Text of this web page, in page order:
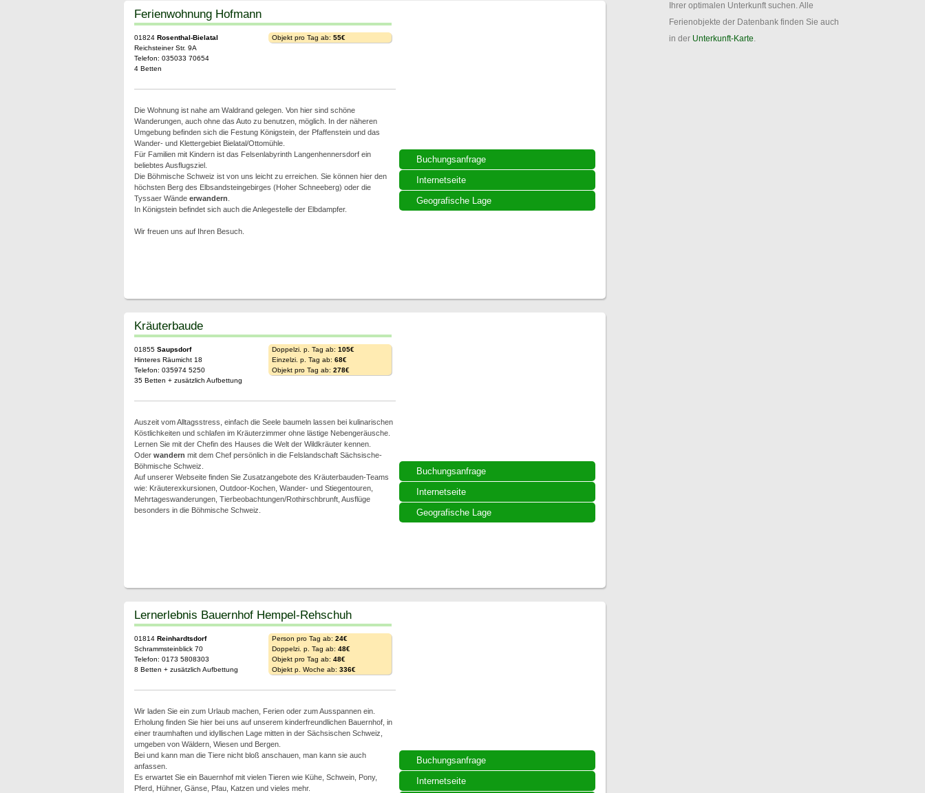
Buchungsanfrage
Internetseite
Geografische Lage
Ferienwohnung Hofmann
01824 Rosenthal-Bielatal
Reichsteiner Str. 9A
Telefon: 035033 70654
4 Betten
Objekt pro Tag ab: 55€
Die Wohnung ist nahe am Waldrand gelegen. Von hier sind schöne
Wanderungen, auch ohne das Auto zu benutzen, möglich. In der näheren
Umgebung befinden sich die Festung Königstein, der Pfaffenstein und das
Wander- und Klettergebiet Bielatal/Ottomühle.
Für Familien mit Kindern ist das Felsenlabyrinth Langenhennersdorf ein
beliebtes Ausflugsziel.
Die Böhmische Schweiz ist von uns leicht zu erreichen. Sie können hier den
höchsten Berg des Elbsandsteingebirges (Hoher Schneeberg) oder die
Tyssaer Wände erwandern
In Königstein befindet sich auch die Anlegestelle der Elbdampfer.
Wir freuen uns auf Ihren Besuch.
Buchungsanfrage
Internetseite
Geografische Lage
Kräuterbaude
01855 Saupsdorf
Hinteres Räumicht 18
Telefon: 035974 5250
35 Betten + zusätzlich Aufbettung
Doppelzi. p. Tag ab: 105€
Einzelzi. p. Tag ab: 68€
Objekt pro Tag ab: 278€
Auszeit vom Alltagsstress, einfach die Seele baumeln lassen bei kulinarischen
Köstlichkeiten und schlafen im Kräuterzimmer ohne lästige Nebengeräusche.
Lernen Sie mit der Chefin des Hauses die Welt der Wildkräuter kennen.
Oder wandern mit dem Chef persönlich in die Felslandschaft Sächsische-
Böhmische Schweiz.
Auf unserer Webseite finden Sie Zusatzangebote des Kräuterbauden-Teams
wie: Kräuterexkursionen, Outdoor-Kochen, Wander- und Stiegentouren,
Mehrtageswanderungen, Tierbeobachtungen/Rothirschbrunft, Ausflüge
besonders in die Böhmische Schweiz.
Buchungsanfrage
Internetseite
Lernerlebnis Bauernhof Hempel-Rehschuh
01814 Reinhardtsdorf
Schrammsteinblick 70
Telefon: 0173 5808303
8 Betten + zusätzlich Aufbettung
Person pro Tag ab: 24€
Doppelzi. p. Tag ab: 48€
Objekt pro Tag ab: 48€
Objekt p. Woche ab: 336€
Wir laden Sie ein zum Urlaub machen, Ferien oder zum Ausspannen ein.
Erholung finden Sie hier bei uns auf unserem kinderfreundlichen Bauernhof, in
einer traumhaften und idyllischen Lage mitten in der Sächsischen Schweiz,
umgeben von Wäldern, Wiesen und Bergen.
Bei und kann man die Tiere nicht bloß anschauen, man kann sie auch
anfassen.
Es erwartet Sie ein Bauernhof mit vielen Tieren wie Kühe, Schwein, Pony,
Pferd, Hühner, Gänse, Pfau, Katzen und vieles mehr.
Ihrer optimalen Unterkunft suchen. Alle
Ferienobjekte der Datenbank finden Sie auch
in der Unterkunft-Karte.